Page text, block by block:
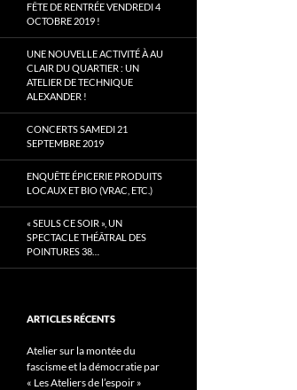
FÊTE DE RENTRÉE VENDREDI 4
OCTOBRE 2019 !
UNE NOUVELLE ACTIVITÉ À AU
CLAIR DU QUARTIER : UN
ATELIER DE TECHNIQUE
ALEXANDER !
CONCERTS SAMEDI 21
SEPTEMBRE 2019
ENQUÊTE ÉPICERIE PRODUITS
LOCAUX ET BIO (VRAC, ETC.)
« SEULS CE SOIR », UN
SPECTACLE THÉÂTRAL DES
POINTURES 38…
ARTICLES RÉCENTS
Atelier sur la montée du
fascisme et la démocratie par
« Les Ateliers de l’espoir »